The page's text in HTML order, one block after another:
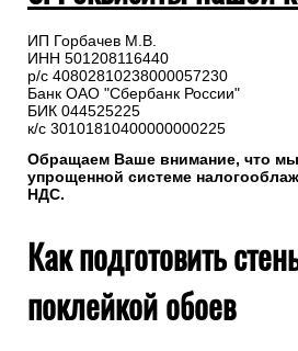
ИП Горбачев М.В.
ИНН 501208116440
р/с 40802810238000057230
Банк ОАО "Сбербанк России"
БИК 044525225
к/с 30101810400000000225
Обращаем Ваше внимание, что
упрощенной системе
НДС.
Как подготовить
поклейкой обоев